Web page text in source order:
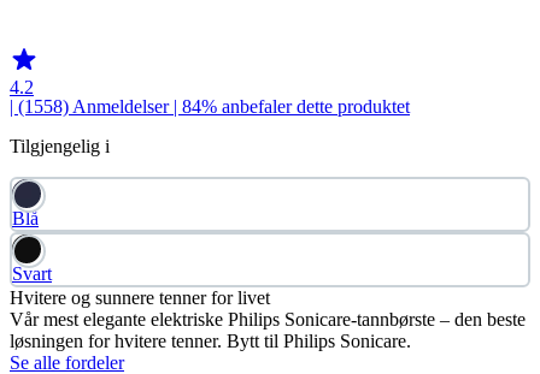
4.2
| (1558) Anmeldelser| 84% anbefaler dette produktet
Tilgjengelig i
Blå
Svart
Hvitere og sunnere tenner for livet
Vår mest elegante elektriske Philips Sonicare-tannbørste – den beste
løsningen for hvitere tenner. Bytt til Philips Sonicare.
Se alle fordeler